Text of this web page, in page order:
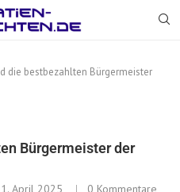
die bestbezahlten Bürgermeister
Bürgermeister der
1. April 2025
0 Kommentare